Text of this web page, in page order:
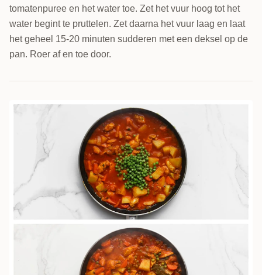
tomatenpuree en het water toe. Zet het vuur hoog tot het
water begint te pruttelen. Zet daarna het vuur laag en laat
het geheel 15-20 minuten sudderen met een deksel op de
pan. Roer af en toe door.